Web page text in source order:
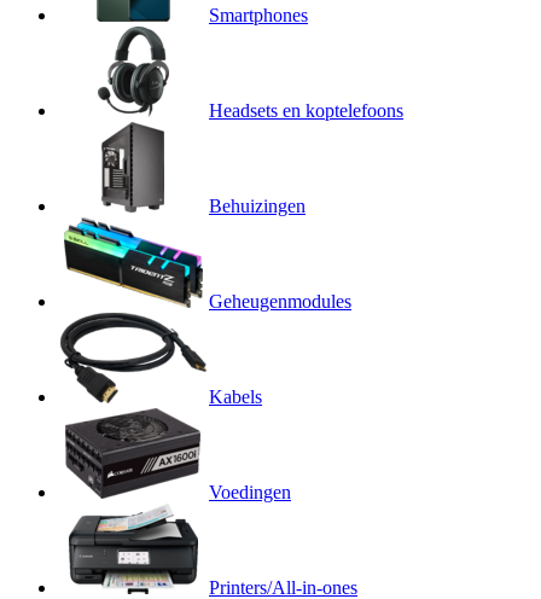
Smartphones
Headsets en koptelefoons
Behuizingen
Geheugenmodules
Kabels
Voedingen
Printers/All-in-ones